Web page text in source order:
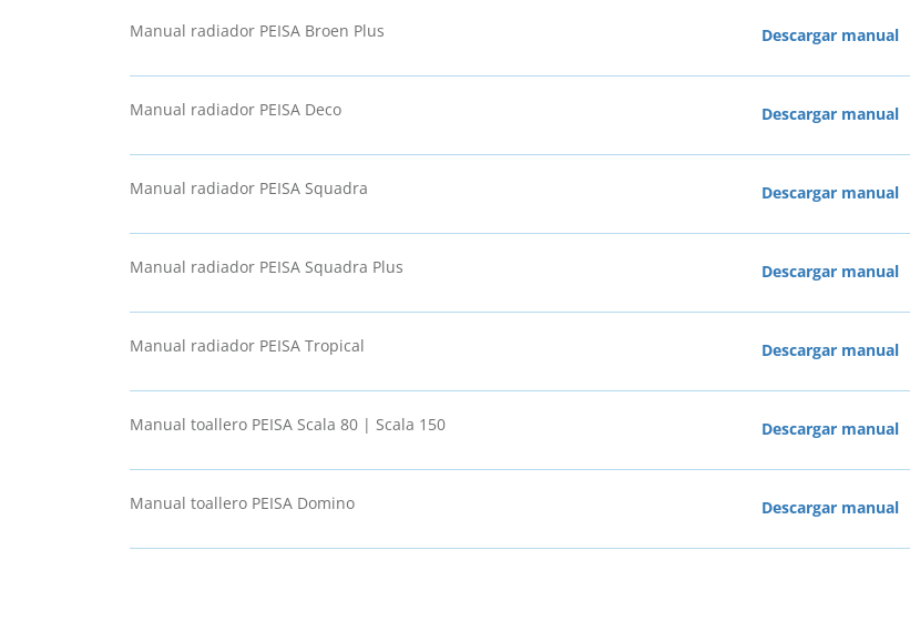
Manual radiador PEISA Broen Plus Descargar manual
Manual radiador PEISA Deco Descargar manual
Manual radiador PEISA Squadra Descargar manual
Manual radiador PEISA Squadra Plus Descargar manual
Manual radiador PEISA Tropical Descargar manual
Manual toallero PEISA Scala 80 | Scala 150 Descargar manual
Manual toallero PEISA Domino Descargar manual